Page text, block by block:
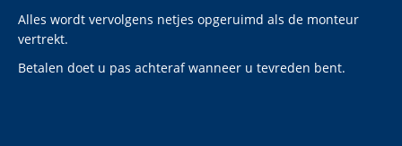
Alles wordt vervolgens netjes opgeruimd als de monteur
vertrekt.
Betalen doet u pas achteraf wanneer u tevreden bent.